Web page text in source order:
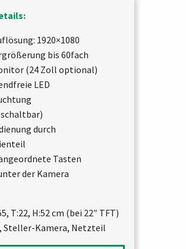
1920×1080
bis 60fach
(24 Zoll optional)
LED
durch
Tasten
der Kamera
T:22, H:52 cm (bei 22″ TFT)
Steller-Kamera, Netzteil